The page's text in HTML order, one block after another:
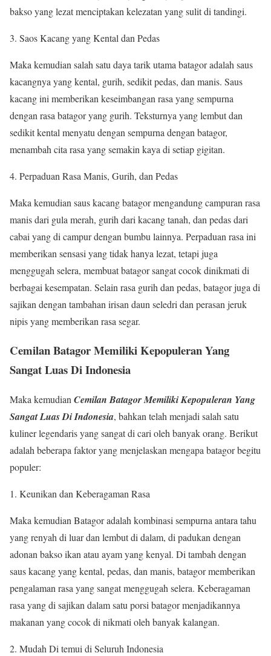
bakso yang lezat menciptakan kelezatan yang sulit di tandingi.
Saos Kacang yang Kental dan Pedas
Maka kemudian salah satu daya tarik utama batagor adalah saus
kacangnya yang kental, gurih, sedikit pedas, dan manis. Saus
kacang ini memberikan keseimbangan rasa yang sempurna
dengan rasa batagor yang gurih. Teksturnya yang lembut dan
sedikit kental menyatu dengan sempurna dengan batagor,
menambah cita rasa yang semakin kaya di setiap gigitan.
Perpaduan Rasa Manis, Gurih, dan Pedas
Maka kemudian saus kacang batagor mengandung campuran rasa
manis dari gula merah, gurih dari kacang tanah, dan pedas dari
cabai yang di campur dengan bumbu lainnya. Perpaduan rasa ini
memberikan sensasi yang tidak hanya lezat, tetapi juga
menggugah selera, membuat batagor sangat cocok dinikmati di
berbagai kesempatan. Selain rasa gurih dan pedas, batagor juga di
sajikan dengan tambahan irisan daun seledri dan perasan jeruk
nipis yang memberikan rasa segar.
Cemilan Batagor Memiliki Kepopuleran Yang
Sangat Luas Di Indonesia
Maka kemudian Cemilan Batagor Memiliki Kepopuleran Yang
Sangat Luas Di Indonesia, bahkan telah menjadi salah satu
kuliner legendaris yang sangat di cari oleh banyak orang. Berikut
adalah beberapa faktor yang menjelaskan mengapa batagor begitu
populer:
Keunikan dan Keberagaman Rasa
Maka kemudian Batagor adalah kombinasi sempurna antara tahu
yang renyah di luar dan lembut di dalam, di padukan dengan
adonan bakso ikan atau ayam yang kenyal. Di tambah dengan
saus kacang yang kental, pedas, dan manis, batagor memberikan
pengalaman rasa yang sangat menggugah selera. Keberagaman
rasa yang di sajikan dalam satu porsi batagor menjadikannya
makanan yang cocok di nikmati oleh banyak kalangan.
Mudah Di temui di Seluruh Indonesia